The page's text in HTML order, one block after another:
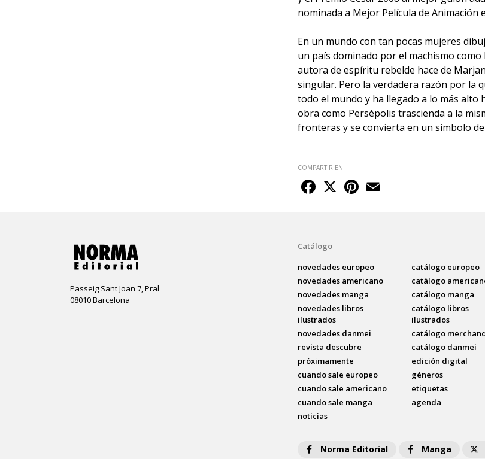
nominada a Mejor Película de Animación
En un mundo con tan pocas mujeres
un país dominado por el machismo
autora de espíritu rebelde hace de
singular. Pero la verdadera razón por la
todo el mundo y ha llegado a lo más alto
obra como Persépolis trascienda a la
fronteras y se convierta en un símbolo
COMPARTIR EN
Facebook
X Pinterest
Passeig Sant Joan 7, Pral
08010 Barcelona
Catálogo
novedades europeo
novedades americano
novedades manga
novedades libros
ilustrados
novedades danmei
revista descubre
próximamente
cuando sale europeo
cuando sale americano
cuando sale manga
noticias
catálogo europeo
catálogo
catálogo manga
catálogo libros
ilustrados
catálogo
catálogo danmei
edición digital
géneros
etiquetas
agenda
Norma Editorial Manga